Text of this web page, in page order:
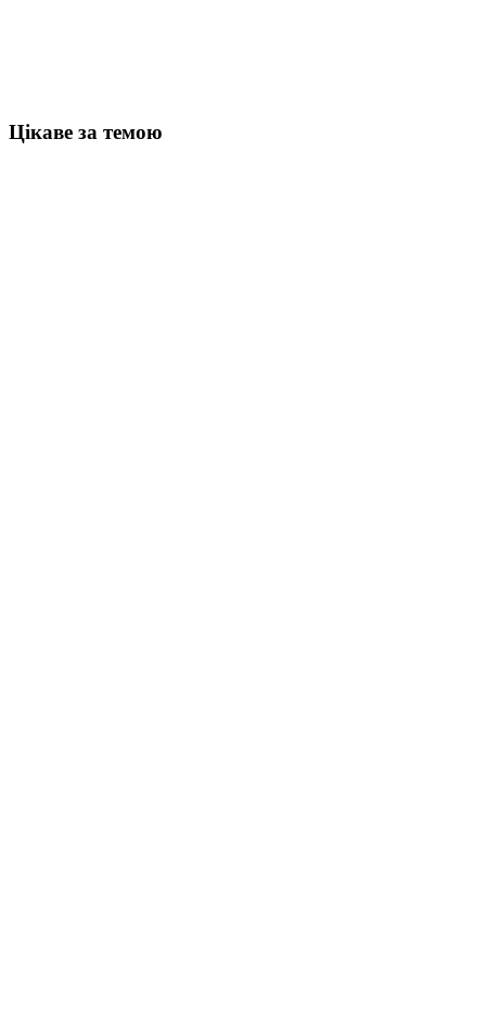
Цікаве за темою